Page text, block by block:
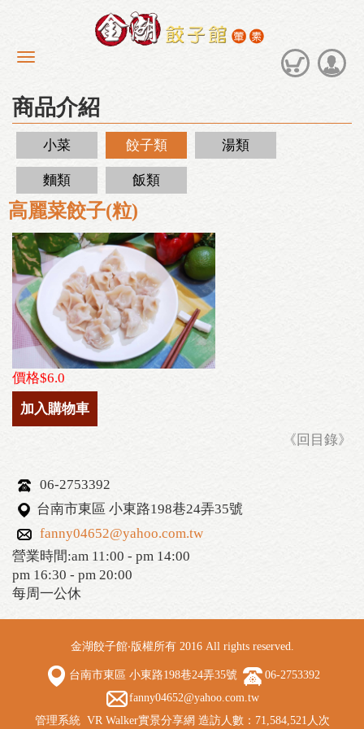
商品介紹
小菜 餃子類 湯類
麵類 飯類
高麗菜餃子(粒)
價格$6.0
加入購物車
《回目錄》
06-2753392
台南市東區 小東路198巷24弄35號
fanny04652@yahoo.com.tw
營業時間:am 11:00 - pm 14:00
pm 16:30 - pm 20:00
每周一公休
金湖餃子館‧版權所有 2016 All rights reserved.
台南市東區 小東路198巷24弄35號
06-2753392
fanny04652@yahoo.com.tw
管理系統 VR Walker實景分享網 造訪人數：71,584,521人次